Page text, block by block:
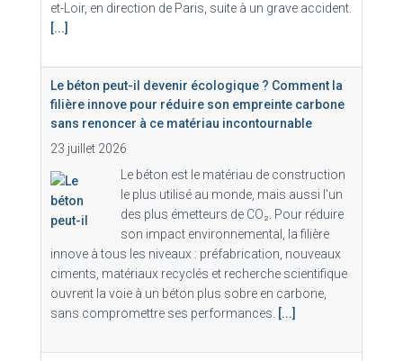
et-Loir, en direction de Paris, suite à un grave accident.
[...]
Le béton peut-il devenir écologique ? Comment la
filière innove pour réduire son empreinte carbone
sans renoncer à ce matériau incontournable
23 juillet 2026
Le béton est le matériau de construction
le plus utilisé au monde, mais aussi l'un
des plus émetteurs de CO₂. Pour réduire
son impact environnemental, la filière
innove à tous les niveaux : préfabrication, nouveaux
ciments, matériaux recyclés et recherche scientifique
ouvrent la voie à un béton plus sobre en carbone,
sans compromettre ses performances.
[...]